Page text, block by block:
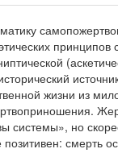
жизни из
системы», но
позитивен: смерть